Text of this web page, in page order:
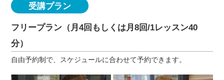
受講プラン
フリープラン（月4回もしくは月8回/1レッスン40
分）
自由予約制で、スケジュールに合わせて予約できます。